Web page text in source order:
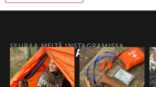
SEURAA MEITÄ INSTAGRAMISSA
@RETKIFINLAND